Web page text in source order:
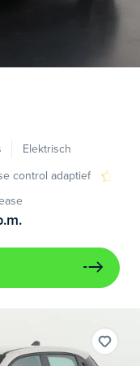
Elektrisch
control adaptief